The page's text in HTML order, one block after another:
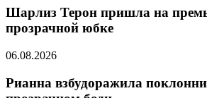
Шарлиз Терон пришла на
прозрачной юбке
06.08.2026
Рианна взбудоражила